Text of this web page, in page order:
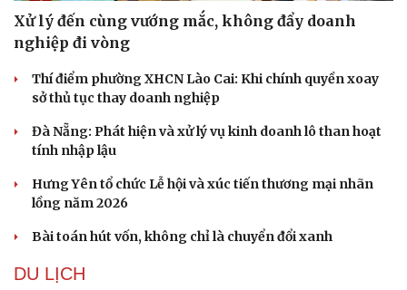
Xử lý đến cùng vướng mắc, không đẩy doanh
nghiệp đi vòng
Thí điểm phường XHCN Lào Cai: Khi chính quyền xoay
sở thủ tục thay doanh nghiệp
Đà Nẵng: Phát hiện và xử lý vụ kinh doanh lô than hoạt
tính nhập lậu
Hưng Yên tổ chức Lễ hội và xúc tiến thương mại nhãn
lồng năm 2026
Bài toán hút vốn, không chỉ là chuyển đổi xanh
DU LỊCH